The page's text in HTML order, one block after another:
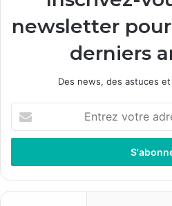
newsletter
derniers
Des news, des astuces
t
e
z